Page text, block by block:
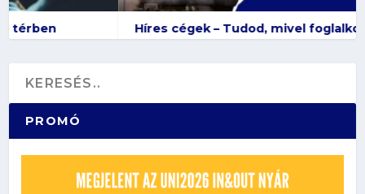
Híres cégek – Tudod, mivel foglalkoznak?
PROMÓ